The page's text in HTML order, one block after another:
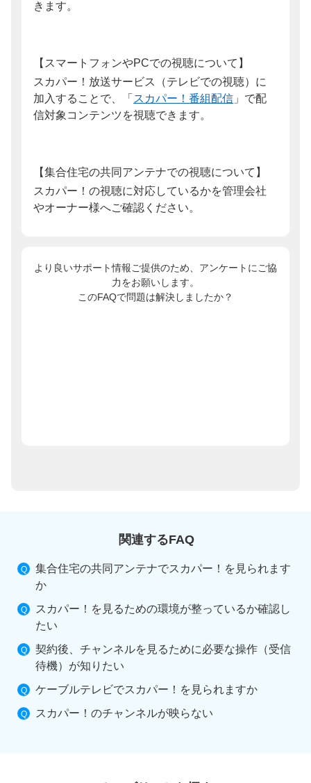
きます。
【スマートフォンやPCでの視聴について】
スカパー！放送サービス（テレビでの視聴）に
加入することで、「 スカパー！番組配信 」で配
信対象コンテンツを視聴できます。
【集合住宅の共同アンテナでの視聴について】
スカパー！の視聴に対応しているかを管理会社
やオーナー様へご確認ください。
より良いサポート情報ご提供のため、アンケートにご協
力をお願いします。
このFAQで問題は解決しましたか？
関連するFAQ
集合住宅の共同アンテナでスカパー！を見られます
か
スカパー！を見るための環境が整っているか確認し
たい
契約後、チャンネルを見るために必要な操作（受信
待機）が知りたい
ケーブルテレビでスカパー！を見られますか
スカパー！のチャンネルが映らない